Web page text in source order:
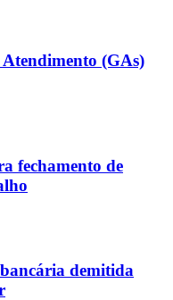
Atendimento (GAs)
fechamento de
demitida